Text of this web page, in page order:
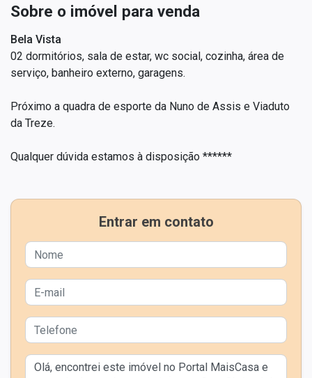
Sobre o imóvel para venda
Bela Vista
02 dormitórios, sala de estar, wc social, cozinha, área de
serviço, banheiro externo, garagens.
Próximo a quadra de esporte da Nuno de Assis e Viaduto
da Treze.
Qualquer dúvida estamos à disposição ******
Entrar em contato